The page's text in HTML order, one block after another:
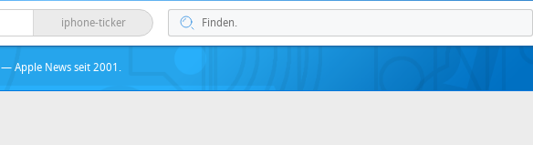
iphone-ticker
— Apple News seit 2001.